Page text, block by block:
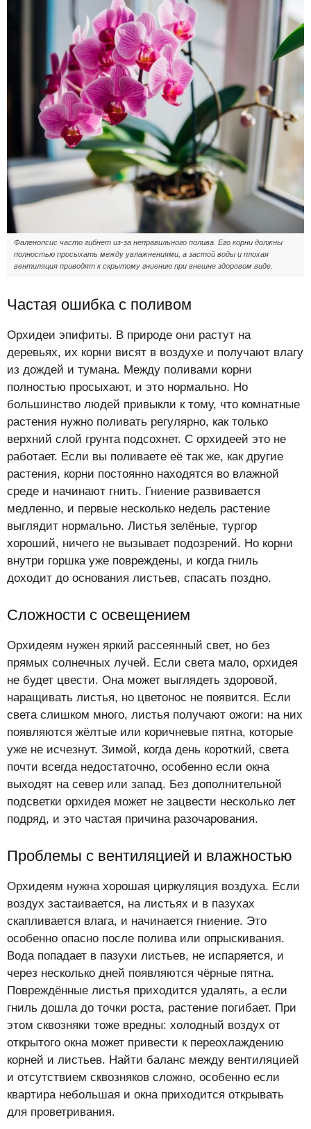
Фаленопсис часто гибнет из-за неправильного полива. Его корни должны
полностью просыхать между увлажнениями, а застой воды и плохая
вентиляция приводят к скрытому гниению при внешне здоровом виде.
Частая ошибка с поливом
Орхидеи эпифиты. В природе они растут на
деревьях, их корни висят в воздухе и получают влагу
из дождей и тумана. Между поливами корни
полностью просыхают, и это нормально. Но
большинство людей привыкли к тому, что комнатные
растения нужно поливать регулярно, как только
верхний слой грунта подсохнет. С орхидеей это не
работает. Если вы поливаете её так же, как другие
растения, корни постоянно находятся во влажной
среде и начинают гнить. Гниение развивается
медленно, и первые несколько недель растение
выглядит нормально. Листья зелёные, тургор
хороший, ничего не вызывает подозрений. Но корни
внутри горшка уже повреждены, и когда гниль
доходит до основания листьев, спасать поздно.
Сложности с освещением
Орхидеям нужен яркий рассеянный свет, но без
прямых солнечных лучей. Если света мало, орхидея
не будет цвести. Она может выглядеть здоровой,
наращивать листья, но цветонос не появится. Если
света слишком много, листья получают ожоги: на них
появляются жёлтые или коричневые пятна, которые
уже не исчезнут. Зимой, когда день короткий, света
почти всегда недостаточно, особенно если окна
выходят на север или запад. Без дополнительной
подсветки орхидея может не зацвести несколько лет
подряд, и это частая причина разочарования.
Проблемы с вентиляцией и влажностью
Орхидеям нужна хорошая циркуляция воздуха. Если
воздух застаивается, на листьях и в пазухах
скапливается влага, и начинается гниение. Это
особенно опасно после полива или опрыскивания.
Вода попадает в пазухи листьев, не испаряется, и
через несколько дней появляются чёрные пятна.
Повреждённые листья приходится удалять, а если
гниль дошла до точки роста, растение погибает. При
этом сквозняки тоже вредны: холодный воздух от
открытого окна может привести к переохлаждению
корней и листьев. Найти баланс между вентиляцией
и отсутствием сквозняков сложно, особенно если
квартира небольшая и окна приходится открывать
для проветривания.